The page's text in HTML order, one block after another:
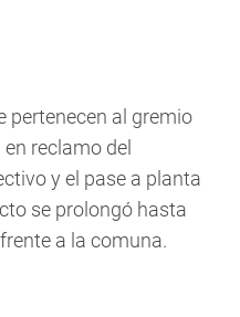
pertenecen al gremio
reclamo del
y el pase a planta
se prolongó hasta
a la comuna.